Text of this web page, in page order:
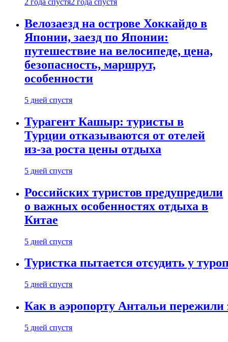
2 года спустя2 года спустя
Велозаезд на острове Хоккайдо в
Японии, заезд по Японии:
путешествие на велосипеде, цена,
безопасность, маршрут,
особенности
5 дней спустя
Турагент Кашыр: туристы в
Турции отказываются от отелей
из-за роста цены отдыха
5 дней спустя
Российских туристов предупредили
о важных особенностях отдыха в
Китае
5 дней спустя
Туристка пытается отсудить у
5 дней спустя
Как в аэропорту Антальи
5 дней спустя